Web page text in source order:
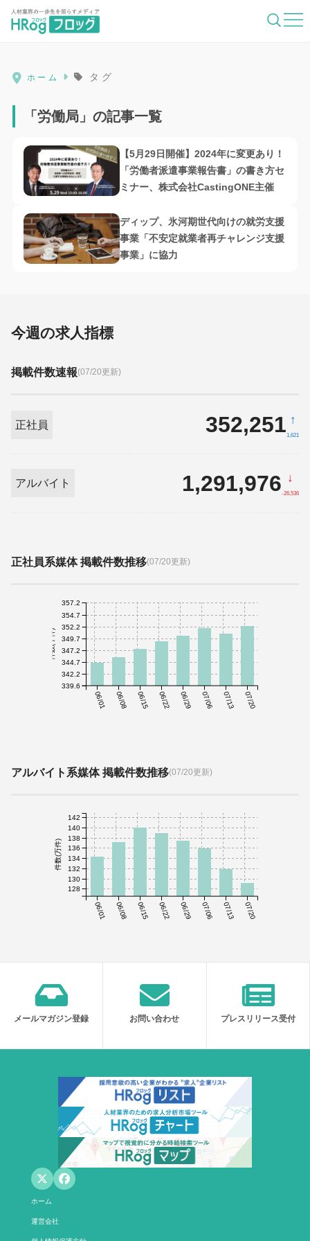
HRog | 人材業界の一歩先を照らすメディ
ホーム タグ
「労働局」の記事一覧
【5月29日開催】2024年に変更あり！
「労働者派遣事業報告書」の書き方セ
ミナー、株式会社CastingONE主催
ディップ、氷河期世代向けの就労支援
事業「不安定就業者再チャレンジ支援
事業」に協力
今週の求人指標
掲載件数速報(07/20更新)
正社員 352,251 ↑
1,621
アルバイト 1,291,976 ↓
-26,536
正社員系媒体 掲載件数推移(07/20更新)
06/01 06/08 06/15 06/22 06/29 07/06 07/13 07/20
件数(千件)
339.6
342.2
344.7
347.2
349.7
352.2
354.7
357.2
アルバイト系媒体 掲載件数推移(07/20更新)
06/01 06/08 06/15 06/22 06/29 07/06 07/13 07/20
件数(万件)
128
130
132
134
136
138
140
142
メールマガジン登録 お問い合わせ プレスリリース受付
ホーム
運営会社